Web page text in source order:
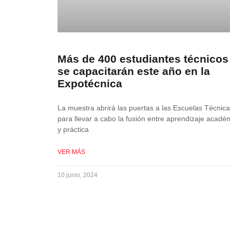
Más de 400 estudiantes técnicos
se capacitarán este año en la
Expotécnica
La muestra abrirá las puertas a las Escuelas
para llevar a cabo la fusión entre aprendizaje
y práctica
VER MÁS
10 junio, 2024